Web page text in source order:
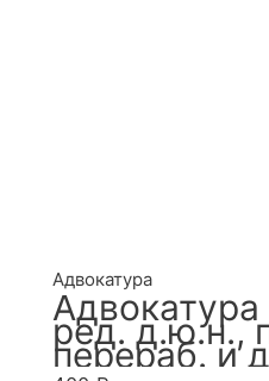
Адвокатура
ред. д.ю.н.,
перераб. и